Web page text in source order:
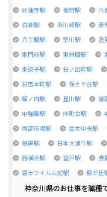
妙蓮寺駅
秦野駅 八
白楽駅
浜川崎駅 原
八丁畷駅
早川駅 逸
東門前駅
東林間駅
東逗子駅
日ノ出町駅
日吉本町駅
保土ケ谷駅
堀ノ内駅
星川駅 螢
中強羅駅
仲町台駅
南部市場駅
並木中央駅
根岸駅
日本大通り駅
西横浜駅
登戸駅 野
富士フイルム前駅
藤が丘
神奈川県のお仕事を職種